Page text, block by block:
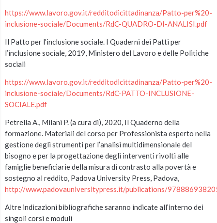
https://www.lavoro.gov.it/redditodicittadinanza/Patto-per%20-
inclusione-sociale/Documents/RdC-QUADRO-DI-ANALISI.pdf
Il Patto per l’inclusione sociale. I Quaderni dei Patti per
l’inclusione sociale, 2019, Ministero del Lavoro e delle Politiche
sociali
https://www.lavoro.gov.it/redditodicittadinanza/Patto-per%20-
inclusione-sociale/Documents/RdC-PATTO-INCLUSIONE-
SOCIALE.pdf
Petrella A., Milani P. (a cura di), 2020, Il Quaderno della
formazione. Materiali del corso per Professionista esperto nella
gestione degli strumenti per l’analisi multidimensionale del
bisogno e per la progettazione degli interventi rivolti alle
famiglie beneficiarie della misura di contrasto alla povertà e
sostegno al reddito, Padova University Press, Padova,
http://www.padovauniversitypress.it/publications/
Altre indicazioni bibliografiche saranno indicate all’interno dei
singoli corsi e moduli